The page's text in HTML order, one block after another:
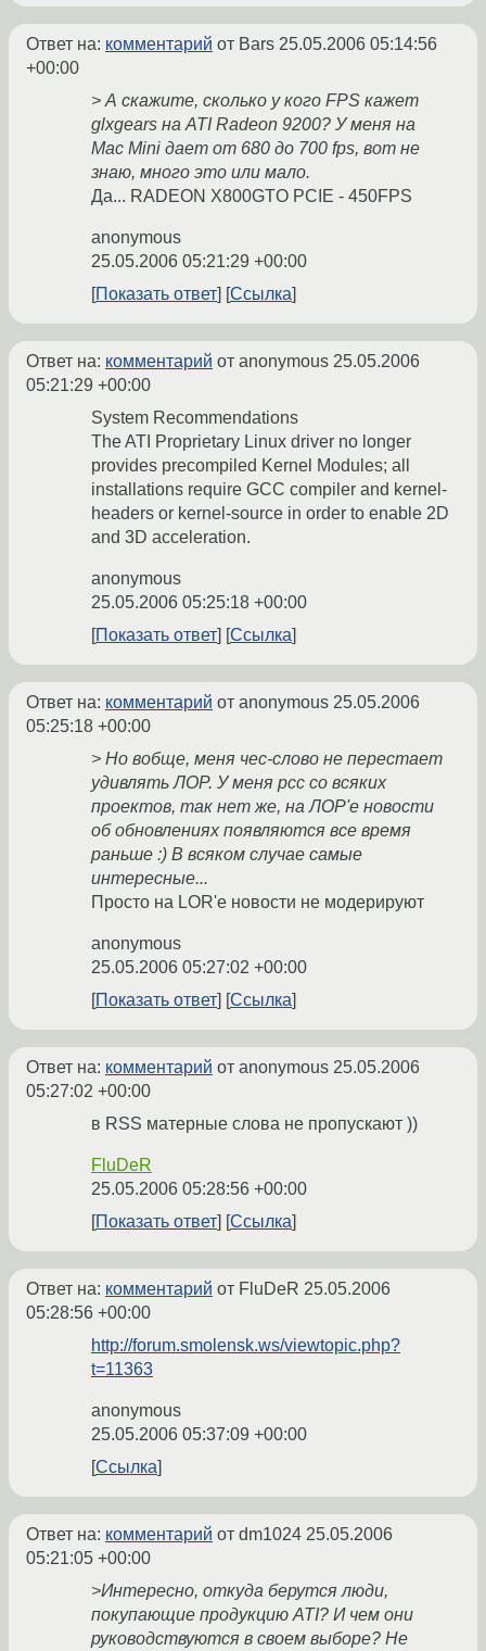
Ответ на: комментарий от Bars 25.05.2006 05:14:56
+00:00
> А скажите, сколько у кого FPS кажет
glxgears на ATI Radeon 9200? У меня на
Mac Mini дает от 680 до 700 fps, вот не
знаю, много это или мало.
Да... RADEON X800GTO PCIE - 450FPS
anonymous
25.05.2006 05:21:29 +00:00
Показать ответ
Ссылка
Ответ на: комментарий от anonymous 25.05.2006
05:21:29 +00:00
System Recommendations
The ATI Proprietary Linux driver no longer
provides precompiled Kernel Modules; all
installations require GCC compiler and kernel-
headers or kernel-source in order to enable 2D
and 3D acceleration.
anonymous
25.05.2006 05:25:18 +00:00
Показать ответ
Ссылка
Ответ на: комментарий от anonymous 25.05.2006
05:25:18 +00:00
> Но вобще, меня чес-слово не перестает
удивлять ЛОР. У меня рсс со всяких
проектов, так нет же, на ЛОР'е новости
об обновлениях появляются все время
раньше :) В всяком случае самые
интересные...
Просто на LOR'e новости не модерируют
anonymous
25.05.2006 05:27:02 +00:00
Показать ответ
Ссылка
Ответ на: комментарий от anonymous 25.05.2006
05:27:02 +00:00
в RSS матерные слова не пропускают ))
FluDeR
25.05.2006 05:28:56 +00:00
Показать ответ
Ссылка
Ответ на: комментарий от FluDeR 25.05.2006
05:28:56 +00:00
http://forum.smolensk.ws/viewtopic.php?
t=11363
anonymous
25.05.2006 05:37:09 +00:00
Ссылка
Ответ на: комментарий от dm1024 25.05.2006
05:21:05 +00:00
>Интересно, откуда берутся люди,
покупающие продукцию ATI? И чем они
руководствуются в своем выборе? Не